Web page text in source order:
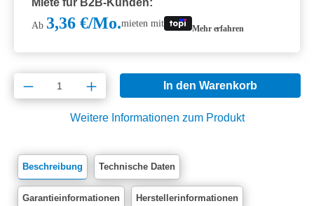
Miete für B2B-Kunden:
Ab 3,36 €/Mo.mieten mit Mehr erfahren
Produkt Anzahl: Gib den gewünschten
In den Warenkorb
Weitere Informationen zum Produkt
Beschreibung Technische Daten
Garantieinformationen Herstellerinformationen